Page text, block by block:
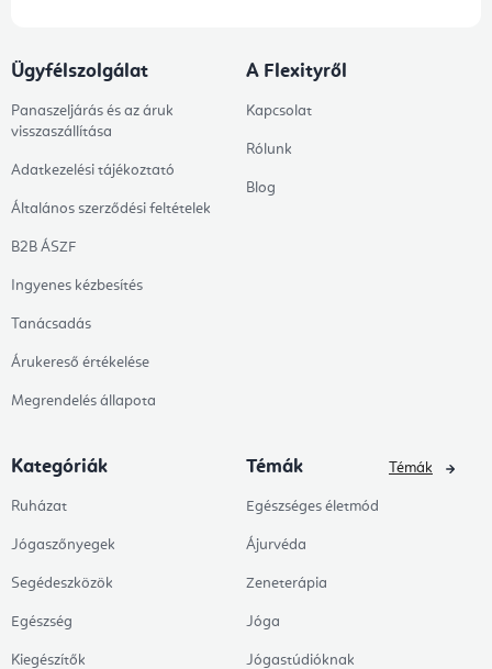
Ügyfélszolgálat
Panaszeljárás és az áruk
visszaszállítása
Adatkezelési tájékoztató
Általános szerződési feltételek
B2B ÁSZF
Ingyenes kézbesítés
Tanácsadás
Árukereső értékelése
Megrendelés állapota
A Flexityről
Kapcsolat
Rólunk
Blog
Kategóriák
Ruházat
Jógaszőnyegek
Segédeszközök
Egészség
Kiegészítők
Témák
Egészséges életmód
Ájurvéda
Zeneterápia
Jóga
Jógastúdióknak
Témák